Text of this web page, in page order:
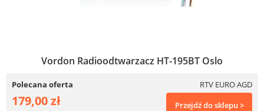
Vordon Radioodtwarzacz HT-195BT Oslo
Polecana oferta RTV EURO AGD
179,00 zł Przejdź do sklepu >